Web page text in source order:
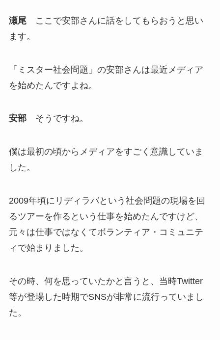
瀬尾ここで安部さんに話をしてもらおうと思い
ます。
「ミスター社会問題」の安部さんは最近メディア
を始めたんですよね。
安部そうですね。
僕は最初の頃からメディアをすごく意識していま
した。
2009年頃にリディラバという社会問題の現場を回
るツアーを作るという仕事を始めたんですけど、
元々は仕事ではなくてボランティア・コミュニテ
ィで始まりました。
その時、何を思っていたかと言うと、当時Twitter
等が登場した時期でSNSが非常に流行っていまし
た。